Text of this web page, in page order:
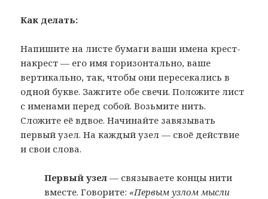
Как делать:
Напишите на листе бумаги ваши имена крест-
накрест — его имя горизонтально, ваше
вертикально, так, чтобы они пересекались в
одной букве. Зажгите обе свечи. Положите лист
с именами перед собой. Возьмите нить.
Сложите её вдвое. Начинайте завязывать
первый узел. На каждый узел — своё действие
и свои слова.
Первый узел — связываете концы нити
вместе. Говорите: «Первым узлом мысли